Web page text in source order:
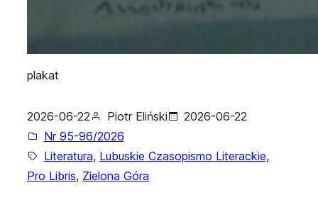
plakat
2026-06-22 Piotr Eliński
2026-06-22
Nr 95-96/2026
Literatura, Lubuskie Czasopismo Literackie,
Pro Libris, Zielona Góra